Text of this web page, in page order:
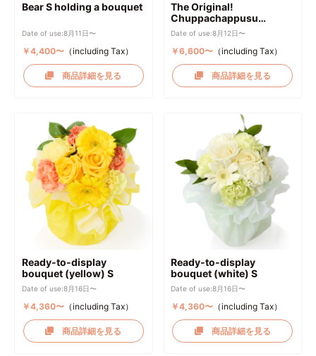
Bear S holding a bouquet
Date of use:8月11日〜
￥4,400〜（including Tax）
商品詳細を見る
The Original!
Chuppachappusu
Arrangement (10 stems)
Date of use:8月12日〜
￥6,600〜 （including Tax）
商品詳細を見る
Ready-to-display
bouquet (yellow) S
Date of use:8月16日〜
￥4,360〜（including Tax）
商品詳細を見る
Ready-to-display
bouquet (white) S
Date of use:8月16日〜
￥4,360〜 （including Tax）
商品詳細を見る